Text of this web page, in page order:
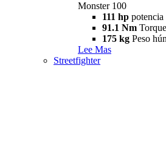
Monster 100
111 hp potencia
91.1 Nm Torque
175 kg Peso
Lee Mas
Streetfighter